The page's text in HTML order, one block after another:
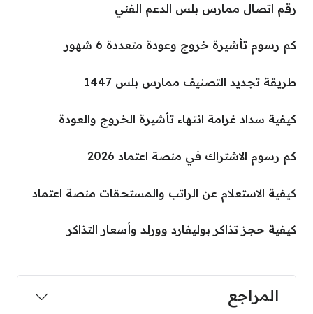
رقم اتصال ممارس بلس الدعم الفني
كم رسوم تأشيرة خروج وعودة متعددة 6 شهور
طريقة تجديد التصنيف ممارس بلس 1447
كيفية سداد غرامة انتهاء تأشيرة الخروج والعودة
كم رسوم الاشتراك في منصة اعتماد 2026
كيفية الاستعلام عن الراتب والمستحقات منصة اعتماد
كيفية حجز تذاكر بوليفارد وورلد وأسعار التذاكر
المراجع